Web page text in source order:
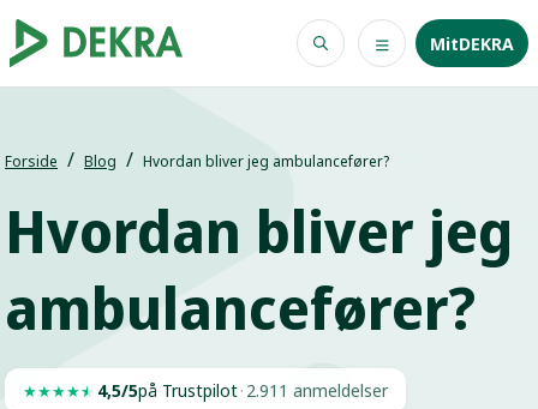
MitDEKRA
Forside Blog Hvordan bliver jeg ambulancefører?
Hvordan bliver jeg
ambulancefører?
★★★★★ 4,5/5på Trustpilot· 2.911 anmeldelser